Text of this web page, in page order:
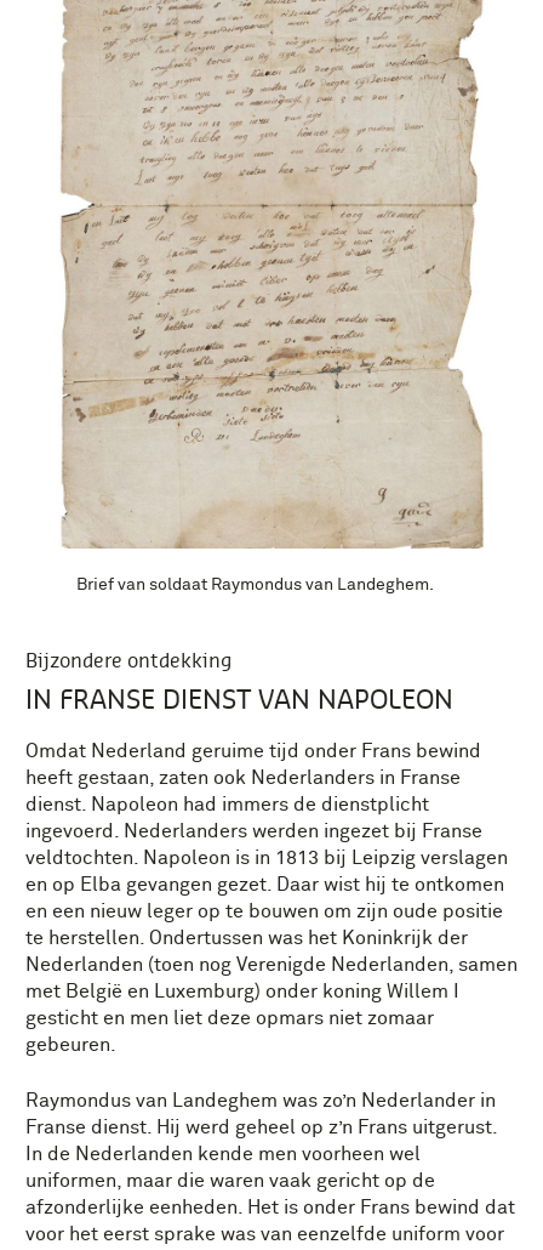
Brief van soldaat Raymondus van Landeghem.
Bijzondere ontdekking
IN FRANSE DIENST VAN NAPOLEON
Omdat Nederland geruime tijd onder Frans bewind
heeft gestaan, zaten ook Nederlanders in Franse
dienst. Napoleon had immers de dienstplicht
ingevoerd. Nederlanders werden ingezet bij Franse
veldtochten. Napoleon is in 1813 bij Leipzig verslagen
en op Elba gevangen gezet. Daar wist hij te ontkomen
en een nieuw leger op te bouwen om zijn oude positie
te herstellen. Ondertussen was het Koninkrijk der
Nederlanden (toen nog Verenigde Nederlanden, samen
met België en Luxemburg) onder koning Willem I
gesticht en men liet deze opmars niet zomaar
gebeuren.
Raymondus van Landeghem was zo’n Nederlander in
Franse dienst. Hij werd geheel op z’n Frans uitgerust.
In de Nederlanden kende men voorheen wel
uniformen, maar die waren vaak gericht op de
afzonderlijke eenheden. Het is onder Frans bewind dat
voor het eerst sprake was van eenzelfde uniform voor